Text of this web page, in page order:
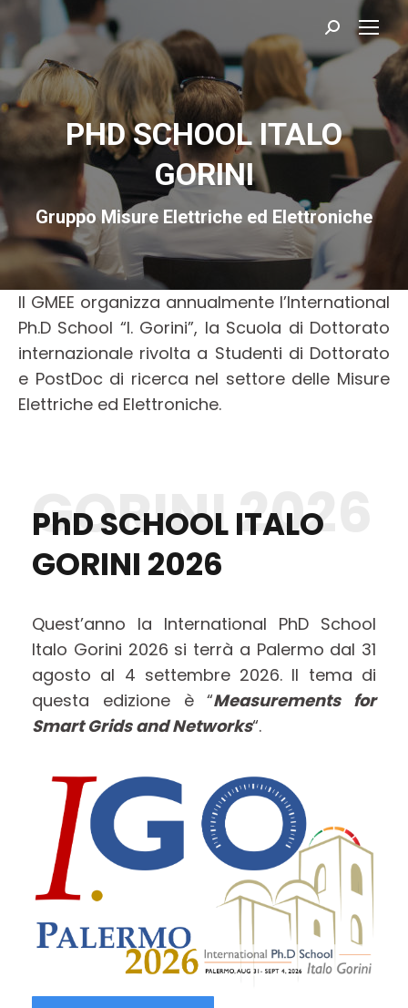
Cerca:
PHD SCHOOL ITALO
GORINI
Gruppo Misure Elettriche ed Elettroniche
Il GMEE organizza annualmente l’International
Ph.D School “I. Gorini”, la Scuola di Dottorato
internazionale rivolta a Studenti di Dottorato
e PostDoc di ricerca nel settore delle Misure
Elettriche ed Elettroniche.
GORINI 2026
PhD SCHOOL ITALO
GORINI 2026
Quest’anno la International PhD School
Italo Gorini 2026 si terrà a Palermo dal 31
agosto al 4 settembre 2026. Il tema di
questa edizione è “Measurements for
Smart Grids and Networks“.